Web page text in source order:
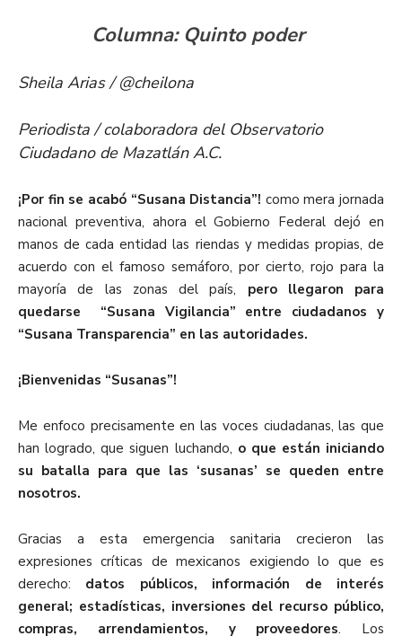
Columna: Quinto poder
Sheila Arias / @cheilona
Periodista / colaboradora del Observatorio
Ciudadano de Mazatlán A.C.
¡Por fin se acabó “Susana Distancia”! como mera jornada
nacional preventiva, ahora el Gobierno Federal dejó en
manos de cada entidad las riendas y medidas propias, de
acuerdo con el famoso semáforo, por cierto, rojo para la
mayoría de las zonas del país, pero llegaron para
quedarse “Susana Vigilancia” entre ciudadanos y
“Susana Transparencia” en las autoridades.
¡Bienvenidas “Susanas”!
Me enfoco precisamente en las voces ciudadanas, las que
han logrado, que siguen luchando, o que están iniciando
su batalla para que las ‘susanas’ se queden entre
nosotros.
Gracias a esta emergencia sanitaria crecieron las
expresiones críticas de mexicanos exigiendo lo que es
derecho: datos públicos, información de interés
general; estadísticas, inversiones del recurso público,
compras, arrendamientos, y proveedores. Los